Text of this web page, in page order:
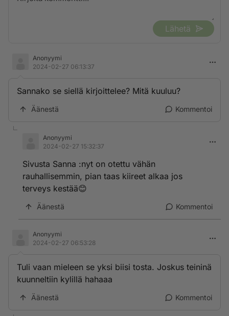
Lähetä
Anonyymi
2024-02-27 06:13:37
Sannako se siellä kirjoittelee? Mitä kuuluu?
Äänestä Kommentoi
Anonyymi
2024-02-27 15:32:37
Sivusta Sanna :nyt on otettu vähän
rauhallisemmin, pian taas kiireet alkaa jos
terveys kestää😊
Äänestä Kommentoi
Anonyymi
2024-02-27 06:53:28
Tuli vaan mieleen se yksi biisi tosta. Joskus teininä
kuunneltiin kylillä hahaaa
Äänestä Kommentoi